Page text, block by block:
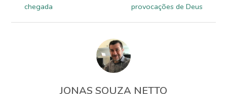
provocações de Deus
chegada
JONAS SOUZA NETTO